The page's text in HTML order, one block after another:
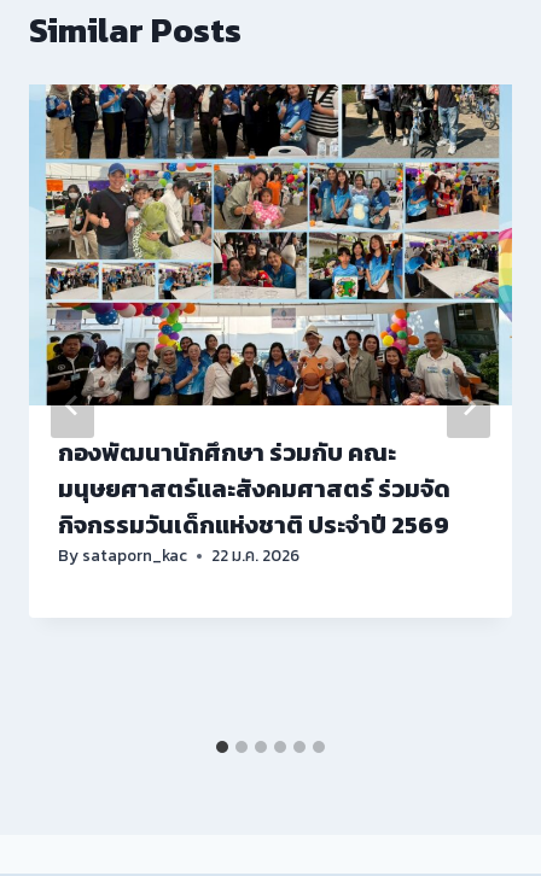
Similar Posts
กองพัฒนานักศึกษา ร่วมกับ คณะ
มนุษยศาสตร์และสังคมศาสตร์ ร่วมจัด
กิจกรรมวันเด็กแห่งชาติ ประจำปี 2569
By sataporn_kac 22 ม.ค. 2026